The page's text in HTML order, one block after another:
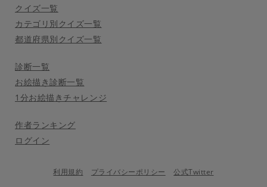
クイズ一覧
カテゴリ別クイズ一覧
都道府県別クイズ一覧
診断一覧
お絵描き診断一覧
1分お絵描きチャレンジ
作者ランキング
ログイン
利用規約 プライバシーポリシー
公式Twitter